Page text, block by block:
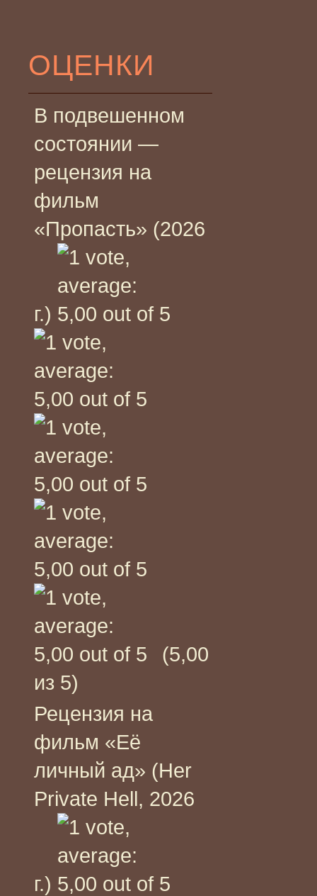
ОЦЕНКИ
В подвешенном
состоянии —
рецензия на
фильм
«Пропасть» (2026
г.)
(5,00
из 5)
Рецензия на
фильм «Её
личный ад» (Her
Private Hell, 2026
г.)